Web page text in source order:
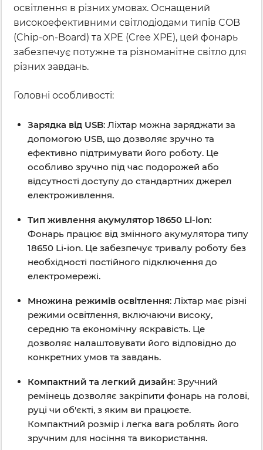
освітлення в різних умовах. Оснащений
високоефективними світлодіодами типів COB
(Chip-on-Board) та XPE (Cree XPE), цей фонарь
забезпечує потужне та різноманітне світло для
різних завдань.
Головні особливості:
Зарядка від USB: Ліхтар можна заряджати за
допомогою USB, що дозволяє зручно та
ефективно підтримувати його роботу. Це
особливо зручно під час подорожей або
відсутності доступу до стандартних джерел
електроживлення.
Тип живлення акумулятор 18650 Li-ion:
Фонарь працює від змінного акумулятора типу
18650 Li-ion. Це забезпечує тривалу роботу без
необхідності постійного підключення до
електромережі.
Множина режимів освітлення: Ліхтар має різні
режими освітлення, включаючи високу,
середню та економічну яскравість. Це
дозволяє налаштовувати його відповідно до
конкретних умов та завдань.
Компактний та легкий дизайн: Зручний
ремінець дозволяє закріпити фонарь на голові,
руці чи об'єкті, з яким ви працюєте.
Компактний розмір і легка вага роблять його
зручним для носіння та використання.